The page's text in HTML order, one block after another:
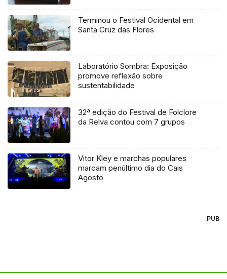
Terminou o Festival Ocidental em
Santa Cruz das Flores
Laboratório Sombra: Exposição
promove reflexão sobre
sustentabilidade
32ª edição do Festival de Folclore
da Relva contou com 7 grupos
Vitor Kley e marchas populares
marcam penúltimo dia do Cais
Agosto
PUB